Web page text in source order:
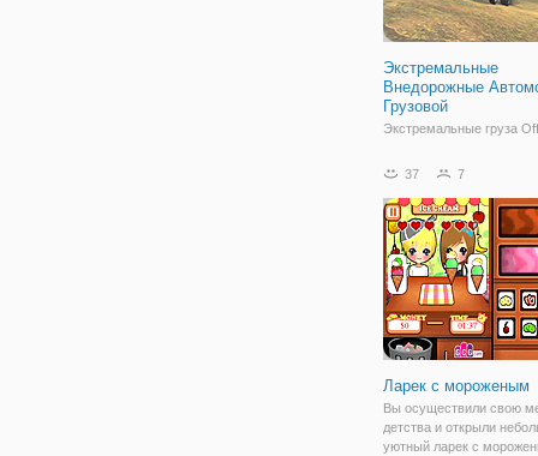
Экстремальные
Внедорожные
Грузовой
Экстремальные груза
великолепной
которая приведет вас
сложных условиях, и вы
завершить каждой
потери
37 7
Ларек с мороженым
Вы осуществили свою
детства и открыли
уютный ларек с